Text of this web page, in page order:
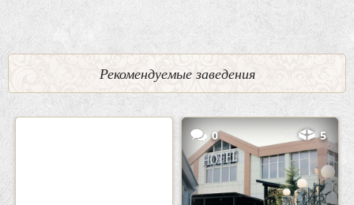
Рекомендуемые заведения
0 5